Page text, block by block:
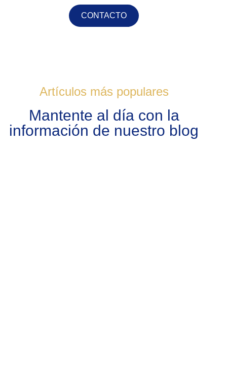
CONTACTO
Artículos más populares
Mantente al día con la
información de nuestro blog